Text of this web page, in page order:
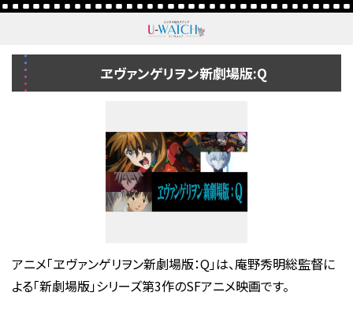
ヱヴァンゲリヲン新劇場版:Q
アニメ「ヱヴァンゲリヲン新劇場版：Q」は、庵野秀明総監督に
よる「新劇場版」シリーズ第3作のSFアニメ映画です。